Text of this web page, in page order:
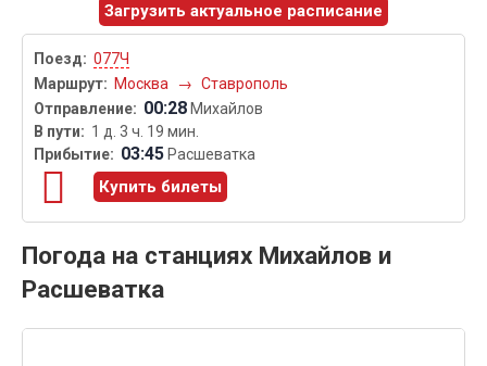
Загрузить актуальное расписание
077Ч
Москва
→ Ставрополь
00:28 Михайлов
1 д. 3 ч. 19 мин.
03:45 Расшеватка
Купить билеты
Погода на станциях Михайлов и
Расшеватка